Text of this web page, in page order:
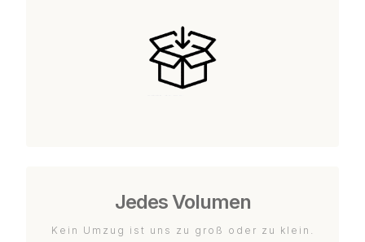
Jedes Volumen
Kein Umzug ist uns zu groß oder zu klein.